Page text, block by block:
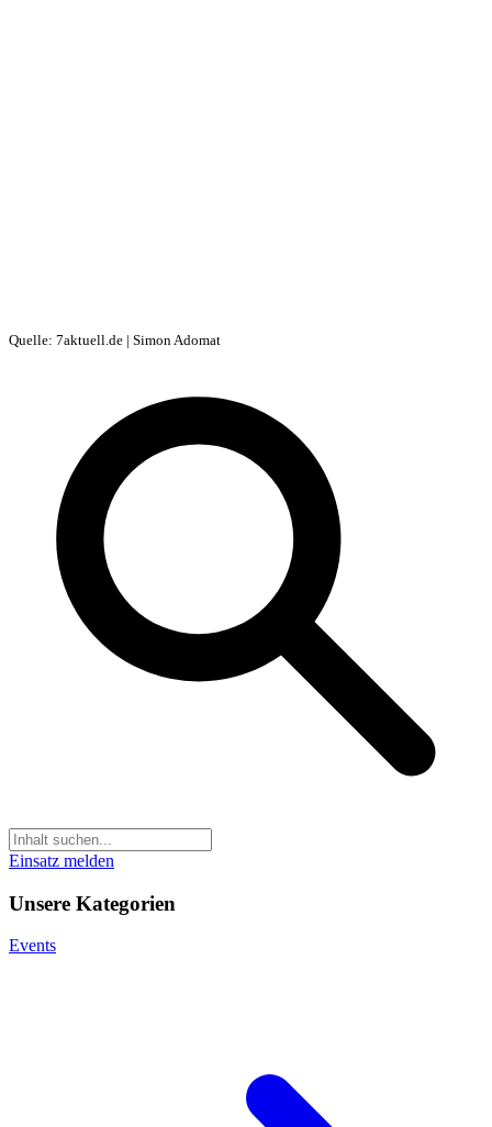
Quelle: 7aktuell.de | Simon Adomat
Einsatz melden
Unsere Kategorien
Events